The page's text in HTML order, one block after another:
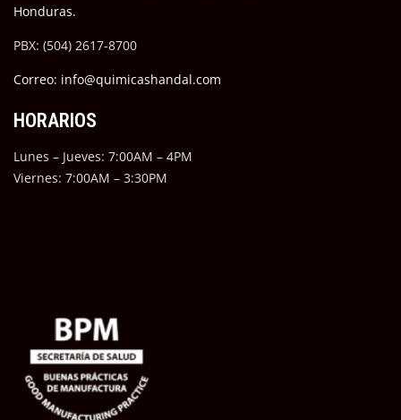
Honduras.
PBX: (504) 2617-8700
Correo: info@quimicashandal.com
HORARIOS
Lunes – Jueves: 7:00AM – 4PM
Viernes: 7:00AM – 3:30PM